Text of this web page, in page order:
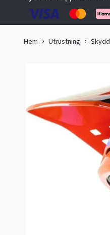
Hem Utrustning Skydd